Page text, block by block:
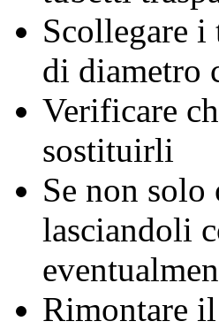
Scollegare
di diametro
Verificare
sostituirli
Se non
lasciandoli
Rimontare